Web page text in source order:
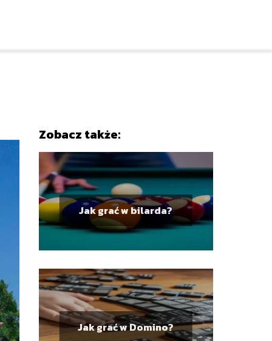
Zobacz także:
Jak grać w bilarda?
Jak grać w Domino?